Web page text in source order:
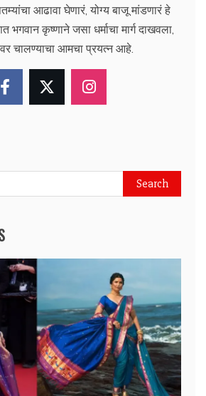
आढावा घेणारं, योग्य बाजू मांडणारं हे
कृष्णाने जसा धर्माचा मार्ग दाखवला,
चालण्याचा आमचा प्रयत्न आहे.